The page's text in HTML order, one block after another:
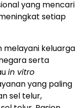
yang mencari
setiap
melayani keluarga
serta
in vitro
yang paling
sel telur,